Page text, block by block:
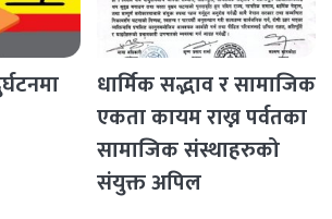
धार्मिक सद्भाव र सामाजिक
एकता कायम राख्न पर्वतका
सामाजिक संस्थाहरुको
संयुक्त अपिल